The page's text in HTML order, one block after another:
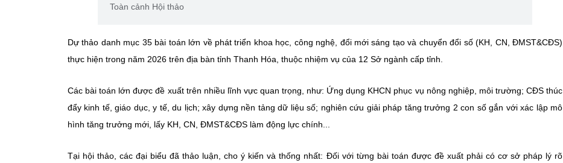
Toàn cảnh Hội thảo
Dự thảo danh mục 35 bài toán lớn về phát triển khoa học, công nghệ, đổi mới sáng tạo và chuyển đổi số (KH, CN, ĐMST&CĐS)
thực hiện trong năm 2026 trên địa bàn tỉnh Thanh Hóa, thuộc nhiệm vụ của 12 Sở ngành cấp tỉnh.
Các bài toán lớn được đề xuất trên nhiều lĩnh vực quan trọng, như: Ứng dụng KHCN phục vụ nông nghiệp, môi trường; CĐS thúc
đẩy kinh tế, giáo dục, y tế, du lịch; xây dựng nền tảng dữ liệu số; nghiên cứu giải pháp tăng trưởng 2 con số gắn với xác lập mô
hình tăng trưởng mới, lấy KH, CN, ĐMST&CĐS làm động lực chính...
Tại hội thảo, các đại biểu đã thảo luận, cho ý kiến và thống nhất: Đối với từng bài toán được đề xuất phải có cơ sở pháp lý rõ